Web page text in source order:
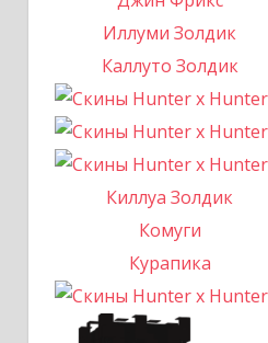
Иллуми Золдик
Каллуто Золдик
Киллуа Золдик
Комуги
Курапика